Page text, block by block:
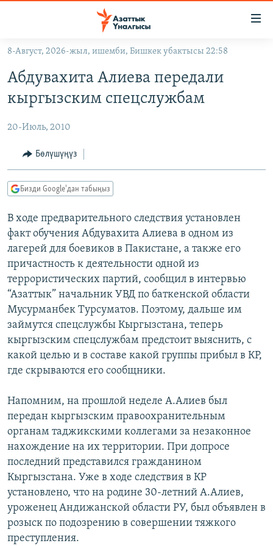
Навигацияга
өтүңүз
Издөөгө
салыңыз
КЫРГЫЗСТАН
КЫРГЫЗСТАН
САЯСАТ
ЭКОНОМИКА
ДҮЙНӨ
ДҮЙНӨ
БОРБОР АЗИЯ
УКРАИНА
АТАЙЫН ИЛИКТӨӨ
БҮГҮН АЗАТТЫКТА
ЭКСПЕРТТЕР ТАЛДАЙТ
БИЗ ЖАНА ДҮЙНӨ
ДАНИСТЕ
ЭЖЕ-СИҢДИЛЕР
АЗАТТЫК+
ЫҢГАЙСЫЗ СУРООЛОР
ПОДКАСТ
ӨЗГӨЧӨ ПИКИР
Русский
ОНЛАЙН ШЕРИНЕ
ЭЕ/АРнун бардык сайттары
8-Август, 2026-жыл, ишемби, Бишкек убактысы 22:58
Абдувахита Алиева передали
кыргызским спецслужбам
20-Июль, 2010
Бөлүшүңүз
Бизди Google'дан табыңыз
В ходе предварительного следствия установлен
факт обучения Абдувахита Алиева в одном из
лагерей для боевиков в Пакистане, а также его
причастность к деятельности одной из
террористических партий, сообщил в интервью
“Азаттык” начальник УВД по баткенской области
Мусурманбек Турсуматов. Поэтому, дальше им
займутся спецслужбы Кыргызстана, теперь
кыргызским спецслужбам предстоит выяснить, с
какой целью и в составе какой группы прибыл в КР,
где скрываются его сообщники.
Напомним, на прошлой неделе А.Алиев был
передан кыргызским правоохранительным
органам таджикскими коллегами за незаконное
нахождение на их территории. При допросе
последний представился гражданином
Кыргызстана. Уже в ходе следствия в КР
установлено, что на родине 30-летний А.Алиев,
уроженец Андижанской области РУ, был объявлен в
розыск по подозрению в совершении тяжкого
преступления.